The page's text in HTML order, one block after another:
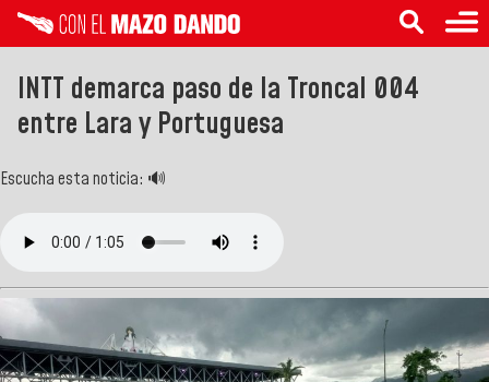
INTT demarca paso de la Troncal 004
entre Lara y Portuguesa
Escucha esta noticia: 🔊